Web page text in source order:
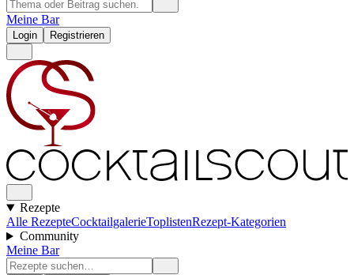
Meine Bar
Login Registrieren
Rezepte
Alle RezepteCocktailgalerieToplistenRezept-Kategorien
Community
Meine Bar